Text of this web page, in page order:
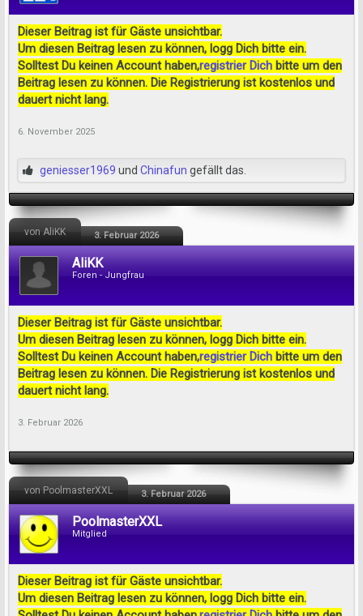
Dieser Beitrag ist für Gäste unsichtbar.
Um diesen Beitrag lesen zu können, logg Dich bitte ein.
Solltest Du keinen Account haben,registrier Dich bitte um den
Beitrag lesen zu können. Die Registrierung ist kostenlos und
dauert nicht lang.
6. November 2025
geniesser1969 und Chinafun gefällt das.
von AliKK 3. Februar 2026
AliKK
Foren - Jungfrau
Dieser Beitrag ist für Gäste unsichtbar.
Um diesen Beitrag lesen zu können, logg Dich bitte ein.
Solltest Du keinen Account haben,registrier Dich bitte um den
Beitrag lesen zu können. Die Registrierung ist kostenlos und
dauert nicht lang.
3. Februar 2026
von PoolmasterXXL 3. Februar 2026
PoolmasterXXL
Mitglied
Dieser Beitrag ist für Gäste unsichtbar.
Um diesen Beitrag lesen zu können, logg Dich bitte ein.